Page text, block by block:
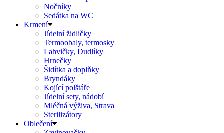
Nočníky
Sedátka na WC
Krmení
Jídelní židličky
Termoobaly, termosky
Lahvičky, Dudlíky
Hrnečky
Šidítka a doplňky
Bryndáky
Kojící polštáře
Jídelní sety, nádobí
Mléčná výživa, Strava
Sterilizátory
Oblečení